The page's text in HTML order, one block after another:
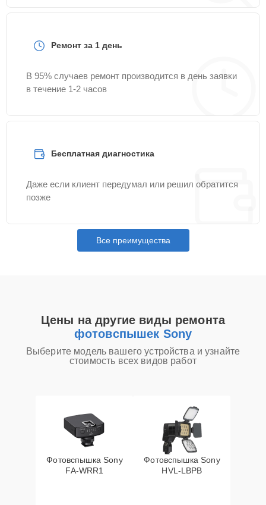
Ремонт за 1 день
В 95% случаев ремонт производится в день заявки
в течение 1-2 часов
Бесплатная диагностика
Даже если клиент передумал или решил обратится
позже
Все преимущества
Цены на другие виды ремонта
фотовспышек Sony
Выберите модель вашего устройства и узнайте
стоимость всех видов работ
Фотовспышка Sony
FA-WRR1
Фотовспышка Sony
HVL-LBPB